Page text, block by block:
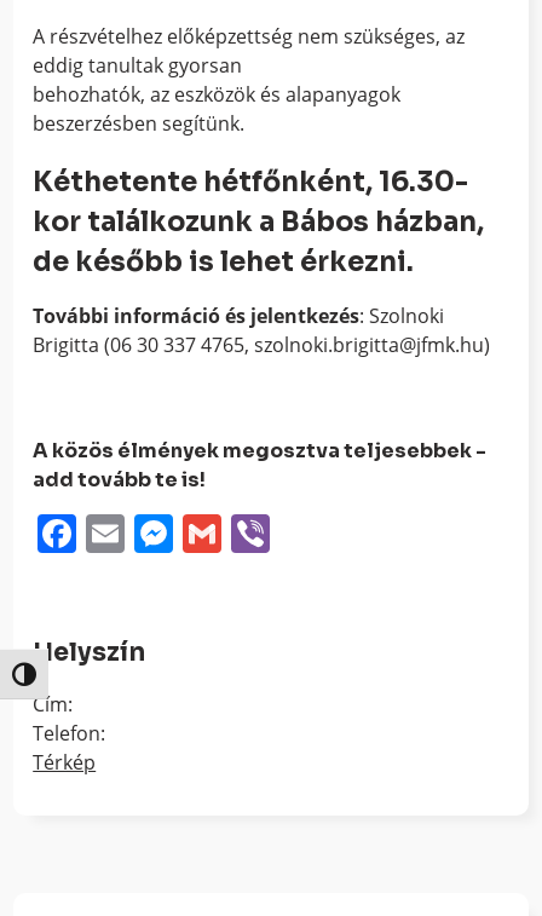
Nagy kontraszt váltása
A részvételhez előképzettség nem szükséges, az
eddig tanultak gyorsan
behozhatók, az eszközök és alapanyagok
beszerzésben segítünk.
Kéthetente hétfőnként, 16.30-
kor találkozunk a Bábos házban,
de később is lehet érkezni.
További információ és jelentkezés: Szolnoki
Brigitta (06 30 337 4765, szolnoki.brigitta@jfmk.hu)
A közös élmények megosztva teljesebbek -
add tovább te is!
Facebook
EmailMessenger
Gmail
Helyszín
Cím:
Telefon:
Térkép